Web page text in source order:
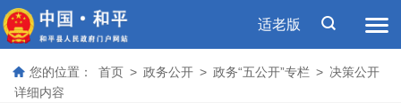
适老版
您的位置： 首页 > 政务公开 > 政务“五公开”专栏 > 决策公开
详细内容